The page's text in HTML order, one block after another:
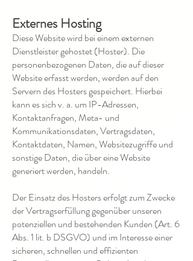
Externes Hosting
Diese Website wird bei einem externen
Dienstleister gehostet (Hoster). Die
personenbezogenen Daten, die auf dieser
Website erfasst werden, werden auf den
Servern des Hosters gespeichert. Hierbei
kann es sich v. a. um IP-Adressen,
Kontaktanfragen, Meta- und
Kommunikationsdaten, Vertragsdaten,
Kontaktdaten, Namen, Websitezugriffe und
sonstige Daten, die über eine Website
generiert werden, handeln.
Der Einsatz des Hosters erfolgt zum Zwecke
der Vertragserfüllung gegenüber unseren
potenziellen und bestehenden Kunden (Art. 6
Abs. 1 lit. b DSGVO) und im Interesse einer
sicheren, schnellen und effizienten